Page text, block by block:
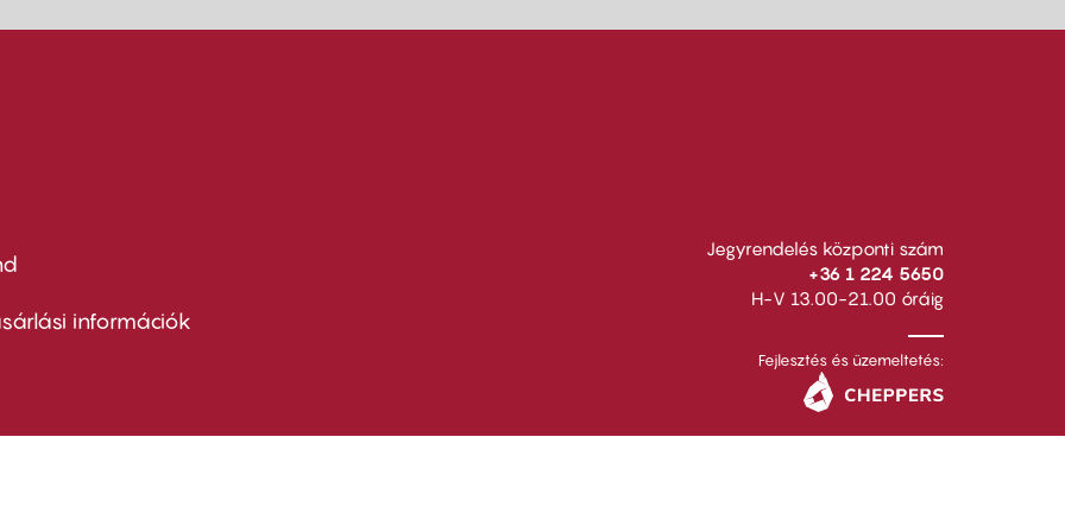
információk
Jegyrendelés központi szám
+36 1 224 5650
H-V 13.00-21.00 óráig
Fejlesztés és üzemeltetés: